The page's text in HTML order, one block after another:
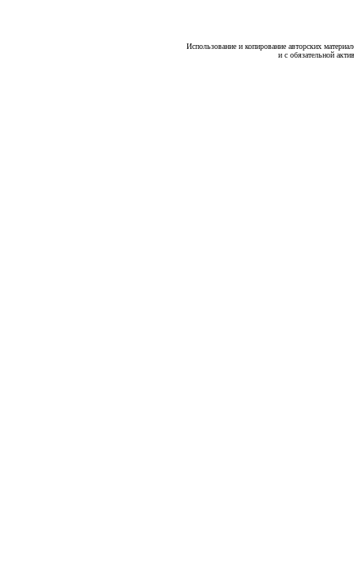
Использование и копирование авторских
и с обязательной